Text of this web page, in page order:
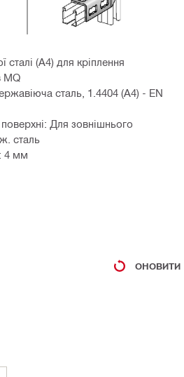
сталі (A4) для кріплення
MQ
сталь, 1.4404 (A4) - EN
Для зовнішнього
сталь
4 мм
ОНОВИТИ